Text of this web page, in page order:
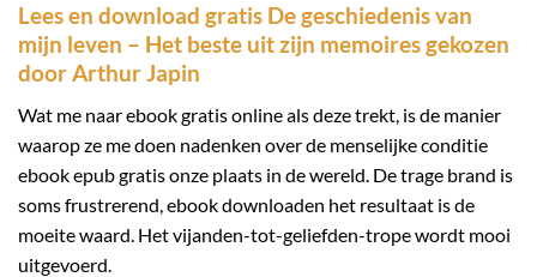
Lees en download gratis De geschiedenis van
mijn leven – Het beste uit zijn memoires gekozen
door Arthur Japin
Wat me naar ebook gratis online als deze trekt, is de manier
waarop ze me doen nadenken over de menselijke conditie
ebook epub gratis onze plaats in de wereld. De trage brand is
soms frustrerend, ebook downloaden het resultaat is de
moeite waard. Het vijanden-tot-geliefden-trope wordt mooi
uitgevoerd.